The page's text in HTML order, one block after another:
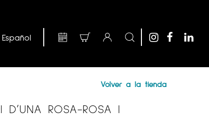
Volver a la tienda
D’UNA ROSA-ROSA I